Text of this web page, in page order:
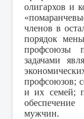
олигархов и
членов в
порядок
профсоюзы
задачами
профсоюзов;
и их семей;
мужчин.